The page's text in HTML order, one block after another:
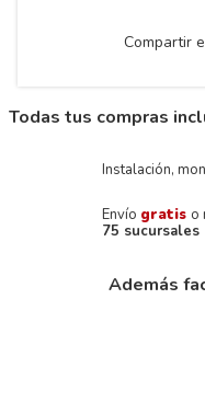
Compartir
Todas tus compras
Instalación,
Envío gratis o
75 sucursales
Además